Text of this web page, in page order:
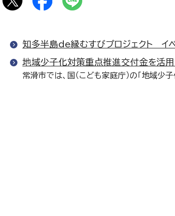
知多半島de縁むすびプロジェクト イ
地域少子化対策重点推進交付金を活用
常滑市では、国（こども家庭庁）の「地域少